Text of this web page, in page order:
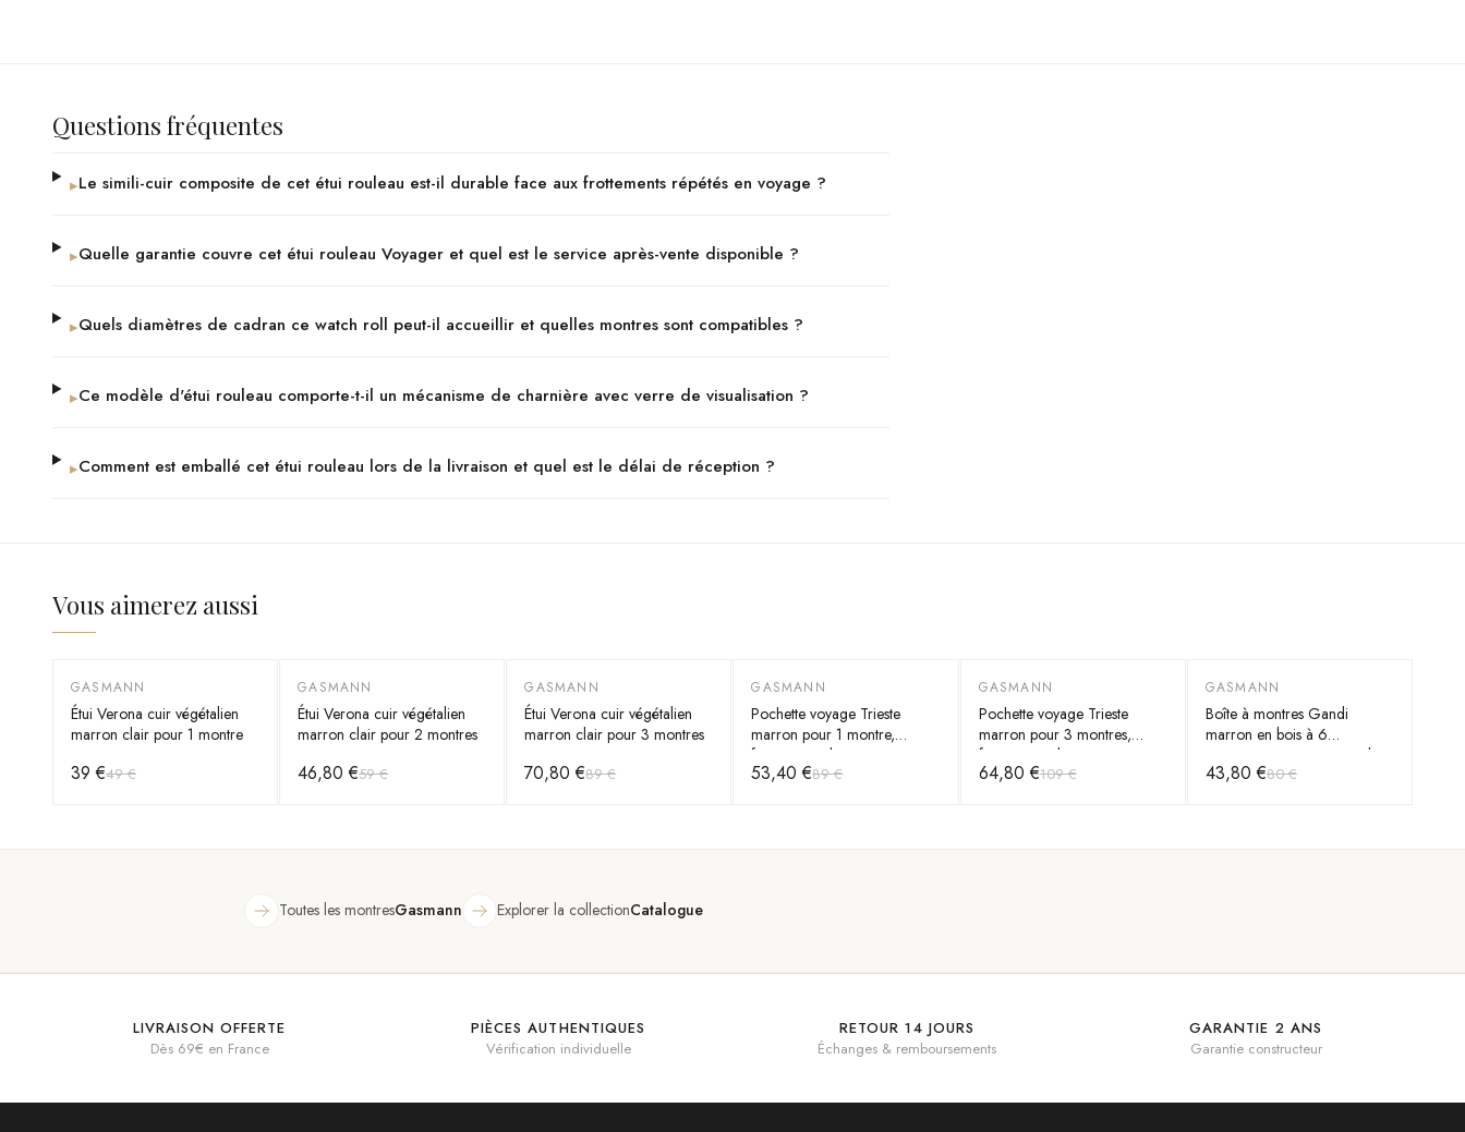
Questions fréquentes
▸Le simili-cuir composite de cet étui rouleau est-il durable face aux frottements répétés en voyage ?
▸Quelle garantie couvre cet étui rouleau Voyager et quel est le service après-vente disponible ?
▸Quels diamètres de cadran ce watch roll peut-il accueillir et quelles montres sont compatibles ?
▸Ce modèle d'étui rouleau comporte-t-il un mécanisme de charnière avec verre de visualisation ?
▸Comment est emballé cet étui rouleau lors de la livraison et quel est le délai de réception ?
Vous aimerez aussi
-20%
GASMANN
Étui Verona cuir végétalien
marron clair pour 1 montre
39 €49 €
-20%
GASMANN
Étui Verona cuir végétalien
marron clair pour 2 montres
46,80 €59 €
-20%
GASMANN
Étui Verona cuir végétalien
marron clair pour 3 montres
70,80 €89 €
-40%
GASMANN
Pochette voyage Trieste
marron pour 1 montre,
fermeture rabat
53,40 €89 €
-40%
GASMANN
Pochette voyage Trieste
marron pour 3 montres,
fermeture rabat
64,80 €109 €
-45%
GASMANN
Boîte à montres Gandi
marron en bois à 6
compartiments et couvercle
vitré
43,80 €80 €
Toutes les montresGasmann Explorer la collectionCatalogue
LIVRAISON OFFERTE
Dès 69€ en France
PIÈCES AUTHENTIQUES
Vérification individuelle
RETOUR 14 JOURS
Échanges & remboursements
GARANTIE 2 ANS
Garantie constructeur